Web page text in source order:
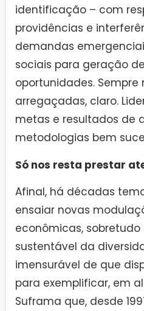
identificação – com
providências e
demandas
sociais para geração
oportunidades.
arregaçadas, claro.
metas e resultados de
metodologias bem
Só nos resta prestar
Afinal, há décadas
ensaiar novas
econômicas,
sustentável da
imensurável de que
para exemplificar, em
Suframa que, desde